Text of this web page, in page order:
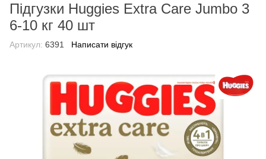
Підгузки Huggies Extra Care Jumbo 3
6-10 кг 40 шт
Артикул: 6391 Написати відгук